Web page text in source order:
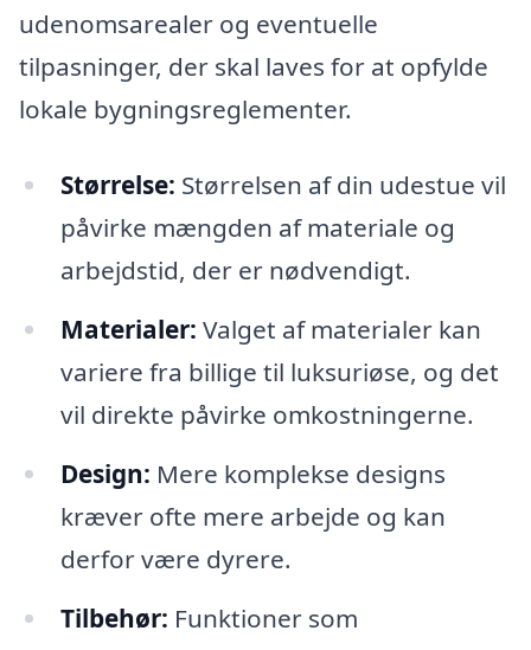
udenomsarealer og eventuelle
tilpasninger, der skal laves for at opfylde
lokale bygningsreglementer.
Størrelse: Størrelsen af din udestue vil
påvirke mængden af materiale og
arbejdstid, der er nødvendigt.
Materialer: Valget af materialer kan
variere fra billige til luksuriøse, og det
vil direkte påvirke omkostningerne.
Design: Mere komplekse designs
kræver ofte mere arbejde og kan
derfor være dyrere.
Tilbehør: Funktioner som